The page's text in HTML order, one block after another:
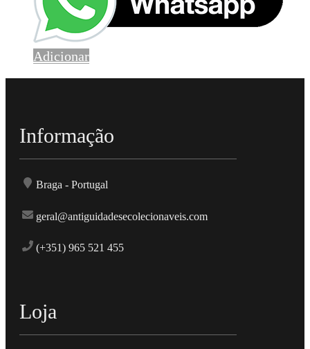
Adicionar
Informação
Braga - Portugal
geral@antiguidadesecolecionaveis.com
(+351) 965 521 455
Loja